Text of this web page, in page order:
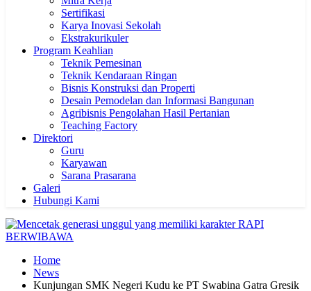
Sertifikasi
Karya Inovasi Sekolah
Ekstrakurikuler
Program Keahlian
Teknik Pemesinan
Teknik Kendaraan Ringan
Bisnis Konstruksi dan Properti
Desain Pemodelan dan Informasi Bangunan
Agribisnis Pengolahan Hasil Pertanian
Teaching Factory
Direktori
Guru
Karyawan
Sarana Prasarana
Galeri
Hubungi Kami
Home
News
Kunjungan SMK Negeri Kudu ke PT Swabina Gatra Gresik